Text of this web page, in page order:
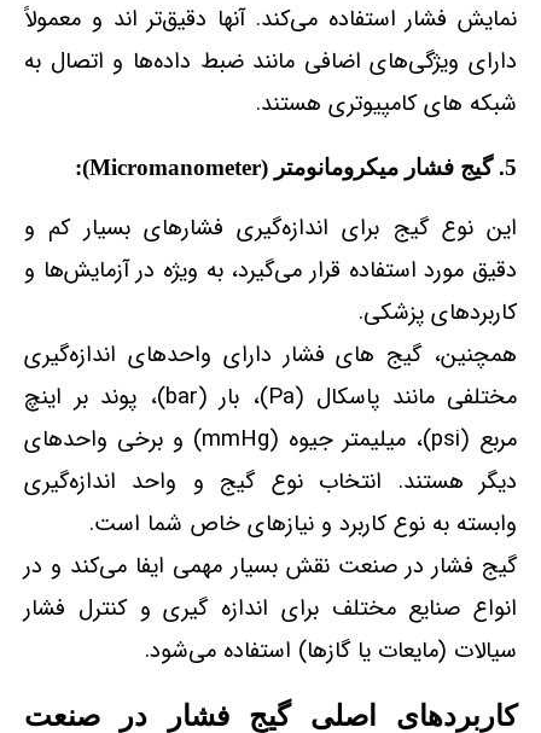
نمایش فشار استفاده می‌کند. آنها دقیق‌تر اند و معمولاً
دارای ویژگی‌های اضافی مانند ضبط داده‌ها و اتصال به
شبکه‌ های کامپیوتری هستند.
5. گیج فشار میکرومانومتر (Micromanometer):
این نوع گیج برای اندازه‌گیری فشارهای بسیار کم و
دقیق مورد استفاده قرار می‌گیرد، به ویژه در آزمایش‌ها و
کاربردهای پزشکی.
همچنین، گیج‌ های فشار دارای واحدهای اندازه‌گیری
مختلفی مانند پاسکال (Pa)، بار (bar)، پوند بر اینچ
مربع (psi)، میلیمتر جیوه (mmHg) و برخی واحدهای
دیگر هستند. انتخاب نوع گیج و واحد اندازه‌گیری
وابسته به نوع کاربرد و نیازهای خاص شما است.
گیج فشار در صنعت نقش بسیار مهمی ایفا می‌کند و در
انواع صنایع مختلف برای اندازه‌ گیری و کنترل فشار
سیالات (مایعات یا گازها) استفاده می‌شود.
کاربردهای اصلی گیج فشار در صنعت